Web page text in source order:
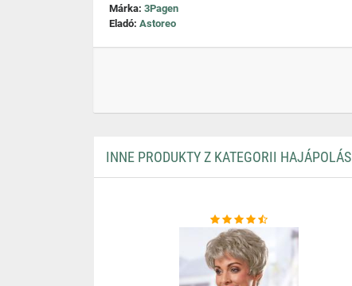
Márka: 3Pagen
Eladó: Astoreo
INNE PRODUKTY Z KATEGORII HAJÁPOLÁS